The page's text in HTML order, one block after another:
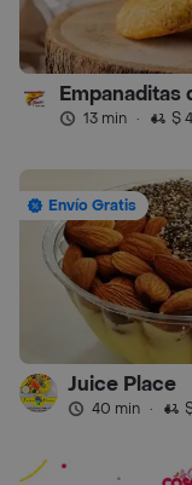
13 min · $
Envío Gratis
Juice Place
40 min ·